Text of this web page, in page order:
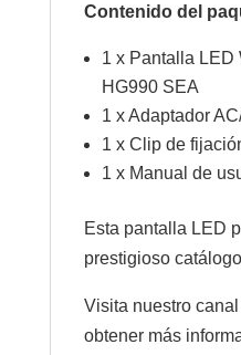
Contenido del
1 x Pantalla LED
HG990 SEA
1 x Adaptador
1 x Clip de
1 x Manual de
Esta pantalla LED
prestigioso
Visita nuestro
obtener más